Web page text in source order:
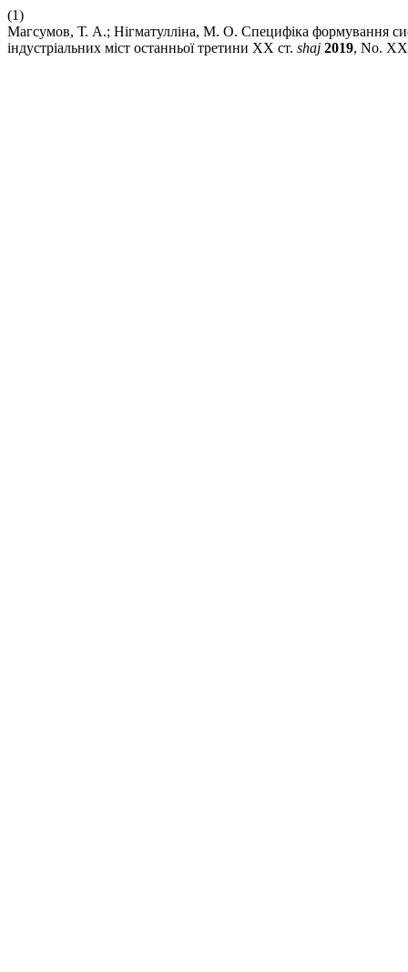
(1)
Магсумов, Т. А.; Нігматулліна, М. О. Специфіка формування
індустріальних міст останньої третини ХХ ст. shaj 2019, No.